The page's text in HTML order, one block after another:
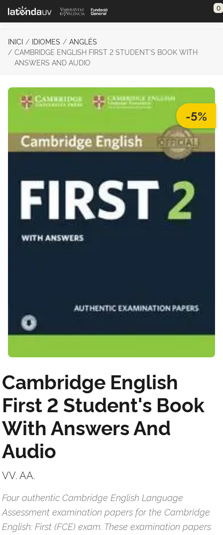
Saltar al contenido principal 0
INICI IDIOMES
ANGLÉS
CAMBRIDGE ENGLISH FIRST 2 STUDENT'S BOOK WITH
ANSWERS AND AUDIO
-5%
Cambridge English
First 2 Student's Book
With Answers And
Audio
VV. AA.
Four authentic Cambridge English Language
Assessment examination papers for the Cambridge
English: First (FCE) exam. These examination papers